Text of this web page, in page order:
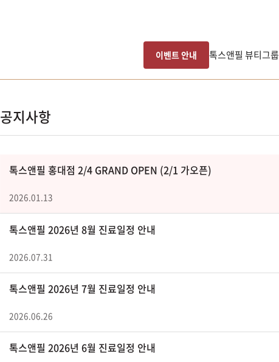
이벤트 안내 톡스앤필 뷰티그룹
공지사항
톡스앤필 홍대점 2/4 GRAND OPEN (2/1 가오픈)
2026.01.13
톡스앤필 2026년 8월 진료일정 안내
2026.07.31
톡스앤필 2026년 7월 진료일정 안내
2026.06.26
톡스앤필 2026년 6월 진료일정 안내